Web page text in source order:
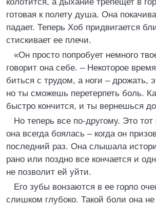
готовая к полету душа. Она
падает. Теперь Хоб придвигается
стискивает ее плечи.
«Он просто попробует немного
говорит она себе. – Некоторое
биться с трудом, а ноги – дрожать,
но ты сможешь перетерпеть боль.
быстро кончится, и ты вернешься
Но теперь все по-другому. Это тот
она всегда боялась – когда он
последний раз. Она слышала
рано или поздно все кончается и
не позволит ей уйти.
Его зубы вонзаются в ее горло
слишком глубоко. Такой боли она